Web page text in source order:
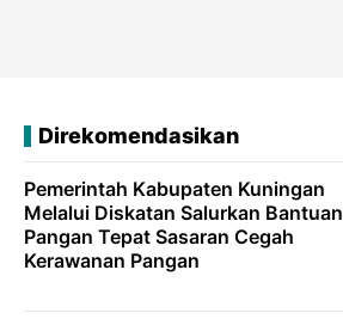
Direkomendasikan
Pemerintah Kabupaten Kuningan
Melalui Diskatan Salurkan Bantuan
Pangan Tepat Sasaran Cegah
Kerawanan Pangan